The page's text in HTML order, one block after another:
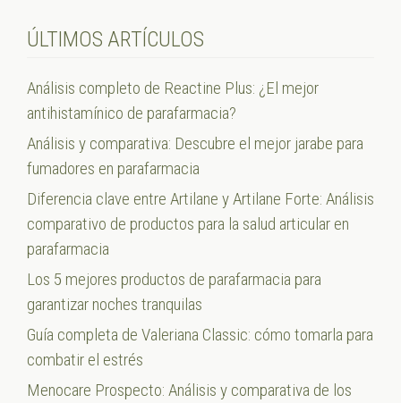
ÚLTIMOS ARTÍCULOS
Análisis completo de Reactine Plus: ¿El mejor
antihistamínico de parafarmacia?
Análisis y comparativa: Descubre el mejor jarabe para
fumadores en parafarmacia
Diferencia clave entre Artilane y Artilane Forte: Análisis
comparativo de productos para la salud articular en
parafarmacia
Los 5 mejores productos de parafarmacia para
garantizar noches tranquilas
Guía completa de Valeriana Classic: cómo tomarla para
combatir el estrés
Menocare Prospecto: Análisis y comparativa de los